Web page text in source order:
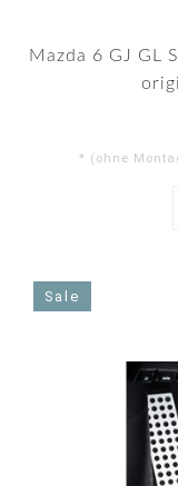
Mazda 6 GJ GL
* (ohne
Sale